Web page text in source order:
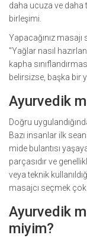
daha ucuza ve daha
birleşimi.
Yapacağınız
"Yağlar nasıl
kapha
belirsizse, başka bir
Ayurvedik
Doğru
Bazı insanlar ilk
mide bulantısı
parçasıdır ve
veya teknik
masajcı seçmek
Ayurvedik
miyim?